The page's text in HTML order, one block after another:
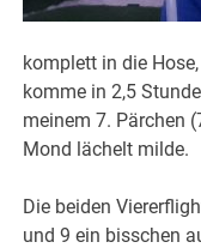
komplett in die
komme in 2,5
meinem 7. Pärchen
Mond lächelt milde.
Die beiden
und 9 ein bisschen